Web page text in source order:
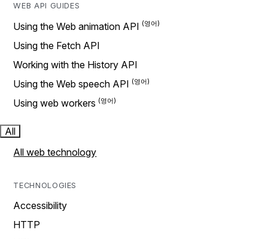
WEB API GUIDES
Using the Web animation API
Using the Fetch API
Working with the History API
Using the Web speech API
Using web workers
All
All web technology
TECHNOLOGIES
Accessibility
HTTP